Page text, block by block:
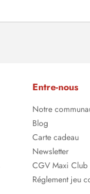
Entre-nous
Notre
Blog
Carte cadeau
Newsletter
CGV Maxi Club
Réglement jeu